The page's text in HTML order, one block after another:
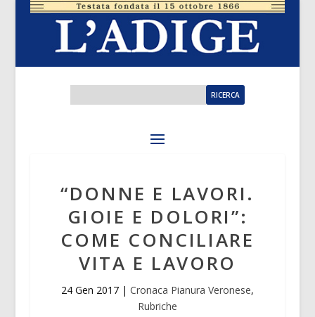
“DONNE E LAVORI.
GIOIE E DOLORI”:
COME CONCILIARE
VITA E LAVORO
24 Gen 2017| Cronaca Pianura Veronese,
Rubriche